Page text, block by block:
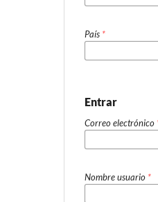
País *
Entrar
Correo electrónico
Nombre usuario *